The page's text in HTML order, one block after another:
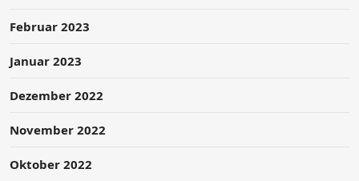
Februar 2023
Januar 2023
Dezember 2022
November 2022
Oktober 2022